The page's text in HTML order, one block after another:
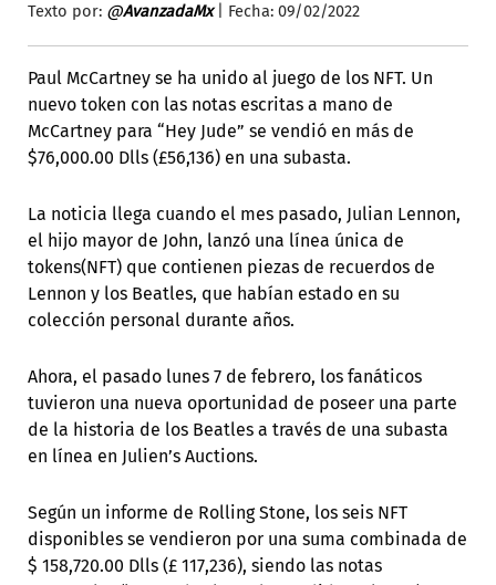
Texto por: @AvanzadaMx| Fecha: 09/02/2022
Paul McCartney se ha unido al juego de los NFT. Un
nuevo token con las notas escritas a mano de
McCartney para “Hey Jude” se vendió en más de
$76,000.00 Dlls (£56,136) en una subasta.
La noticia llega cuando el mes pasado, Julian Lennon,
el hijo mayor de John, lanzó una línea única de
tokens(NFT) que contienen piezas de recuerdos de
Lennon y los Beatles, que habían estado en su
colección personal durante años.
Ahora, el pasado lunes 7 de febrero, los fanáticos
tuvieron una nueva oportunidad de poseer una parte
de la historia de los Beatles a través de una subasta
en línea en Julien’s Auctions.
Según un informe de Rolling Stone, los seis NFT
disponibles se vendieron por una suma combinada de
$ 158,720.00 Dlls (£ 117,236), siendo las notas